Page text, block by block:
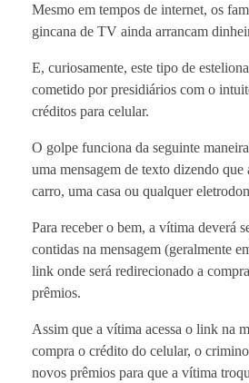
Mesmo em tempos de internet, os
gincana de TV ainda arrancam
E, curiosamente, este tipo de
cometido por presidiários com o
créditos para celular.
O golpe funciona da seguinte
uma mensagem de texto dizendo que
carro, uma casa ou qualquer
Para receber o bem, a vítima deverá
contidas na mensagem (geralmente
link onde será redirecionado a
prêmios.
Assim que a vítima acessa o link na
compra o crédito do celular, o
novos prêmios para que a vítima